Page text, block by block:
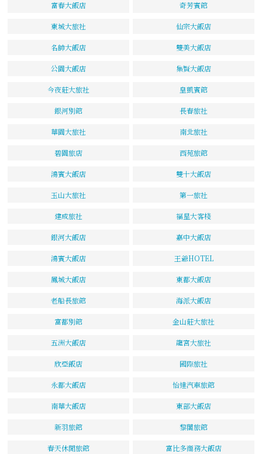
富春大飯店 奇芳賓館
東城大旅社 仙宗大飯店
名帥大飯店 雙美大飯店
公園大飯店 集賢大飯店
今夜莊大旅社 皇凱賓館
銀河別館 長春旅社
華園大旅社 南北旅社
碧園旅店 西苑旅館
鴻賓大飯店 雙十大飯店
玉山大旅社 第一旅社
建成旅社 福星大客棧
銀河大飯店 嘉中大飯店
鴻賓大飯店 王爺HOTEL
鳳城大飯店 東都大飯店
老船長旅館 海派大飯店
富都別館 金山莊大旅社
五洲大飯店 龍宮大旅社
欣亞飯店 國際旅社
永都大飯店 怡達汽車旅館
南華大飯店 東部大飯店
新羽旅館 黎閣旅館
春天休閒旅館 富比多商務大飯店